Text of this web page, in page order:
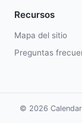
Recursos
Mapa del sitio
Preguntas
© 2026